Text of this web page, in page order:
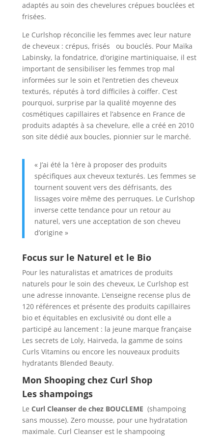
adaptés au soin des chevelures crépues bouclées et
frisées.
Le Curlshop réconcilie les femmes avec leur nature
de cheveux : crépus, frisés ou bouclés. Pour Maïka
Labinsky, la fondatrice, d’origine martiniquaise, il est
important de sensibiliser les femmes trop mal
informées sur le soin et l’entretien des cheveux
texturés, réputés à tord difficiles à coiffer. C’est
pourquoi, surprise par la qualité moyenne des
cosmétiques capillaires et l’absence en France de
produits adaptés à sa chevelure, elle a créé en 2010
son site dédié aux boucles, pionnier sur le marché.
« J’ai été la 1ère à proposer des produits
spécifiques aux cheveux texturés. Les femmes se
tournent souvent vers des défrisants, des
lissages voire même des perruques. Le Curlshop
inverse cette tendance pour un retour au
naturel, vers une acceptation de son cheveu
d’origine »
Focus sur le Naturel et le Bio
Pour les naturalistas et amatrices de produits
naturels pour le soin des cheveux, Le Curlshop est
une adresse innovante. L’enseigne recense plus de
120 références et présente des produits capillaires
bio et équitables en exclusivité ou dont elle a
participé au lancement : la jeune marque française
Les secrets de Loly, Hairveda, la gamme de soins
Curls Vitamins ou encore les nouveaux produits
hydratants Blended Beauty.
Mon Shooping chez Curl Shop
Les shampoings
Le Curl Cleanser de chez BOUCLEME (shampoing
sans mousse). Zero mousse, pour une hydratation
maximale. Curl Cleanser est le shampooing